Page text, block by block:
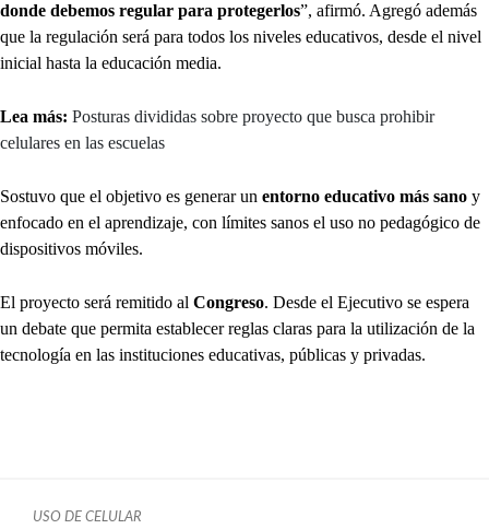
donde debemos regular para protegerlos”, afirmó. Agregó además
que la regulación será para todos los niveles educativos, desde el nivel
inicial hasta la educación media.
Lea más: Posturas divididas sobre proyecto que busca prohibir
celulares en las escuelas
Sostuvo que el objetivo es generar un entorno educativo más sano y
enfocado en el aprendizaje, con límites sanos el uso no pedagógico de
dispositivos móviles.
El proyecto será remitido al Congreso. Desde el Ejecutivo se espera
un debate que permita establecer reglas claras para la utilización de la
tecnología en las instituciones educativas, públicas y privadas.
USO DE CELULAR